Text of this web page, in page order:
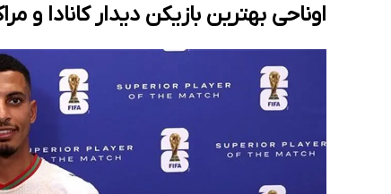
اوناحی بهترین بازیکن دیدار کانادا و